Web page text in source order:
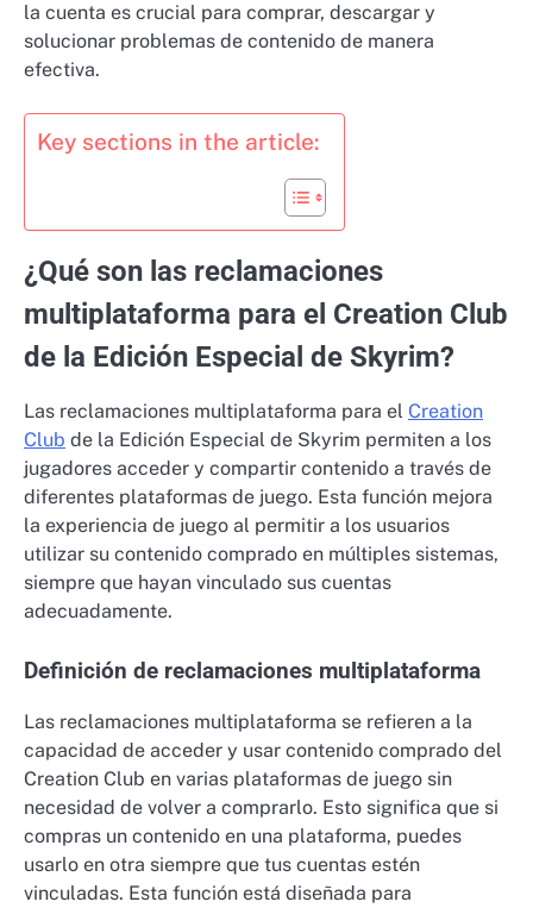
la cuenta es crucial para comprar, descargar y
solucionar problemas de contenido de manera
efectiva.
Key sections in the article:
¿Qué son las reclamaciones
multiplataforma para el Creation Club
de la Edición Especial de Skyrim?
Las reclamaciones multiplataforma para el Creation
Club de la Edición Especial de Skyrim permiten a los
jugadores acceder y compartir contenido a través de
diferentes plataformas de juego. Esta función mejora
la experiencia de juego al permitir a los usuarios
utilizar su contenido comprado en múltiples sistemas,
siempre que hayan vinculado sus cuentas
adecuadamente.
Definición de reclamaciones multiplataforma
Las reclamaciones multiplataforma se refieren a la
capacidad de acceder y usar contenido comprado del
Creation Club en varias plataformas de juego sin
necesidad de volver a comprarlo. Esto significa que si
compras un contenido en una plataforma, puedes
usarlo en otra siempre que tus cuentas estén
vinculadas. Esta función está diseñada para